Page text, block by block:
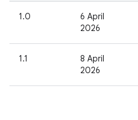
1.0
6 April
2026
1.1
8 April
2026